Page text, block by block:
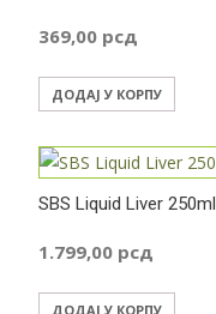
369,00 рсд
ДОДАЈ У КОРПУ
SBS Liquid Liver 250ml
1.799,00 рсд
ДОДАЈ У КОРПУ